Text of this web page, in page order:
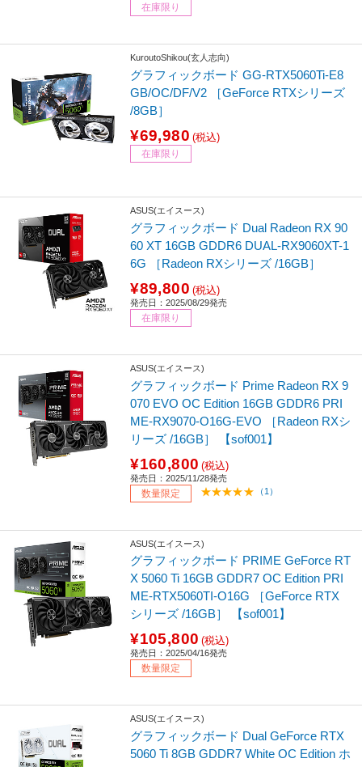
在庫限り
KuroutoShikou(玄人志向)
グラフィックボード GG-RTX5060Ti-E8
GB/OC/DF/V2 ［GeForce RTXシリーズ
/8GB］
¥69,980 (税込)
在庫限り
ASUS(エイスース)
グラフィックボード Dual Radeon RX 90
60 XT 16GB GDDR6 DUAL-RX9060XT-1
6G ［Radeon RXシリーズ /16GB］
¥89,800 (税込)
発売日：2025/08/29発売
在庫限り
ASUS(エイスース)
グラフィックボード Prime Radeon RX 9
070 EVO OC Edition 16GB GDDR6 PRI
ME-RX9070-O16G-EVO ［Radeon RXシ
リーズ /16GB］ 【sof001】
¥160,800 (税込)
発売日：2025/11/28発売
数量限定 （1）
ASUS(エイスース)
グラフィックボード PRIME GeForce RT
X 5060 Ti 16GB GDDR7 OC Edition PRI
ME-RTX5060TI-O16G ［GeForce RTX
シリーズ /16GB］ 【sof001】
¥105,800 (税込)
発売日：2025/04/16発売
数量限定
ASUS(エイスース)
グラフィックボード Dual GeForce RTX
5060 Ti 8GB GDDR7 White OC Edition ホ